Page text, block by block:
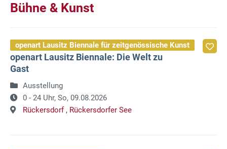
Bühne & Kunst
openart Lausitz Biennale für zeitgenössische Kunst
openart Lausitz Biennale: Die Welt zu
Gast
Ausstellung
0 - 24 Uhr, So, 09.08.2026
Rückersdorf , Rückersdorfer See